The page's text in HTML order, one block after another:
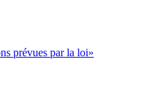
prévues par la loi»